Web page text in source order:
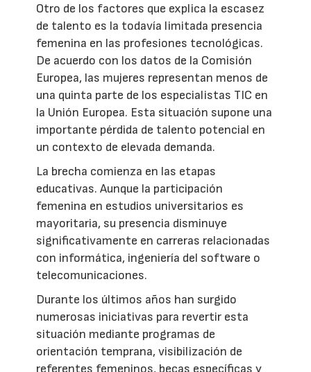
Otro de los factores que explica la escasez
de talento es la todavía limitada presencia
femenina en las profesiones tecnológicas.
De acuerdo con los datos de la Comisión
Europea, las mujeres representan menos de
una quinta parte de los especialistas TIC en
la Unión Europea. Esta situación supone una
importante pérdida de talento potencial en
un contexto de elevada demanda.
La brecha comienza en las etapas
educativas. Aunque la participación
femenina en estudios universitarios es
mayoritaria, su presencia disminuye
significativamente en carreras relacionadas
con informática, ingeniería del software o
telecomunicaciones.
Durante los últimos años han surgido
numerosas iniciativas para revertir esta
situación mediante programas de
orientación temprana, visibilización de
referentes femeninos, becas específicas y